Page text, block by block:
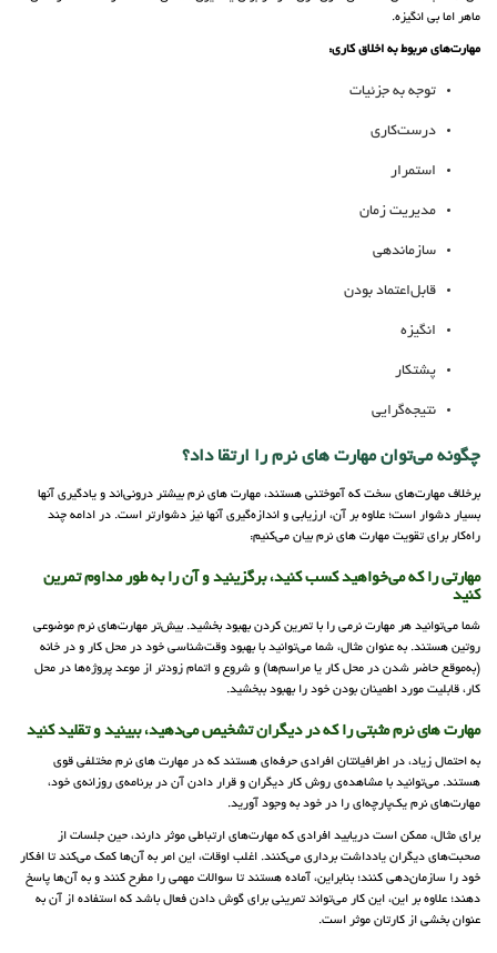
ماهر اما بی‌ انگیزه.
مهارت‌های مربوط به اخلاق کاری:
توجه به جزئیات
درست‌کاری
استمرار
مدیریت زمان
سازماندهی
قابل‌اعتماد بودن
انگیزه
پشتکار
نتیجه‌گرایی
چگونه می‌توان مهارت ‌های نرم را ارتقا داد؟
برخلاف مهارت‌های سخت که آموختنی هستند، مهارت‌ های نرم بیشتر درونی‌اند و یادگیری آنها
بسیار دشوار است؛ علاوه بر آن، ارزیابی و اندازه‌گیری آنها نیز دشوارتر است. در ادامه چند
راه‌کار برای تقویت مهارت های نرم بیان می‌کنیم:
مهارتی را که می‌خواهید کسب کنید، برگزینید و آن را به طور مداوم تمرین
کنید
شما می‌توانید هر مهارت نرمی را با تمرین کردن بهبود بخشید. بیش‌تر مهارت‌های نرم موضوعی
روتین هستند. به عنوان مثال، شما می‌توانید با بهبود وقت‌شناسی خود در محل کار و در خانه
(به‌موقع حاضر شدن در محل کار یا مراسم‌ها) و شروع و اتمام زودتر از موعد پروژه‌ها در محل
کار، قابلیت مورد اطمینان بودن خود را بهبود ببخشید.
مهارت های نرم مثبتی را که در دیگران تشخیص می‌دهید، ببینید و تقلید کنید
به احتمال زیاد، در اطرافیانتان افرادی حرفه‌ای هستند که در مهارت های نرم مختلفی قوی
هستند. می‌توانید با مشاهده‌ی روش‌ کار دیگران و قرار دادن آن در برنامه‌ی روزانه‌ی خود،
مهارت‌های نرم یک‌پارچه‌ای را در خود به وجود آورید.
برای مثال، ممکن است دریابید افرادی که مهارت‌های ارتباطی موثر دارند، حین جلسات از
صحبت‌های دیگران یادداشت برداری می‌کنند. اغلب اوقات، این امر به آن‌ها کمک می‌کند تا افکار
خود را سازمان‌دهی کنند؛ بنابراین، آماده هستند تا سوالات مهمی را مطرح کنند و به آن‌ها پاسخ
دهند؛ علاوه بر این، این کار می‌تواند تمرینی برای گوش دادن فعال باشد که استفاده از آن به
عنوان بخشی از کارتان موثر است.